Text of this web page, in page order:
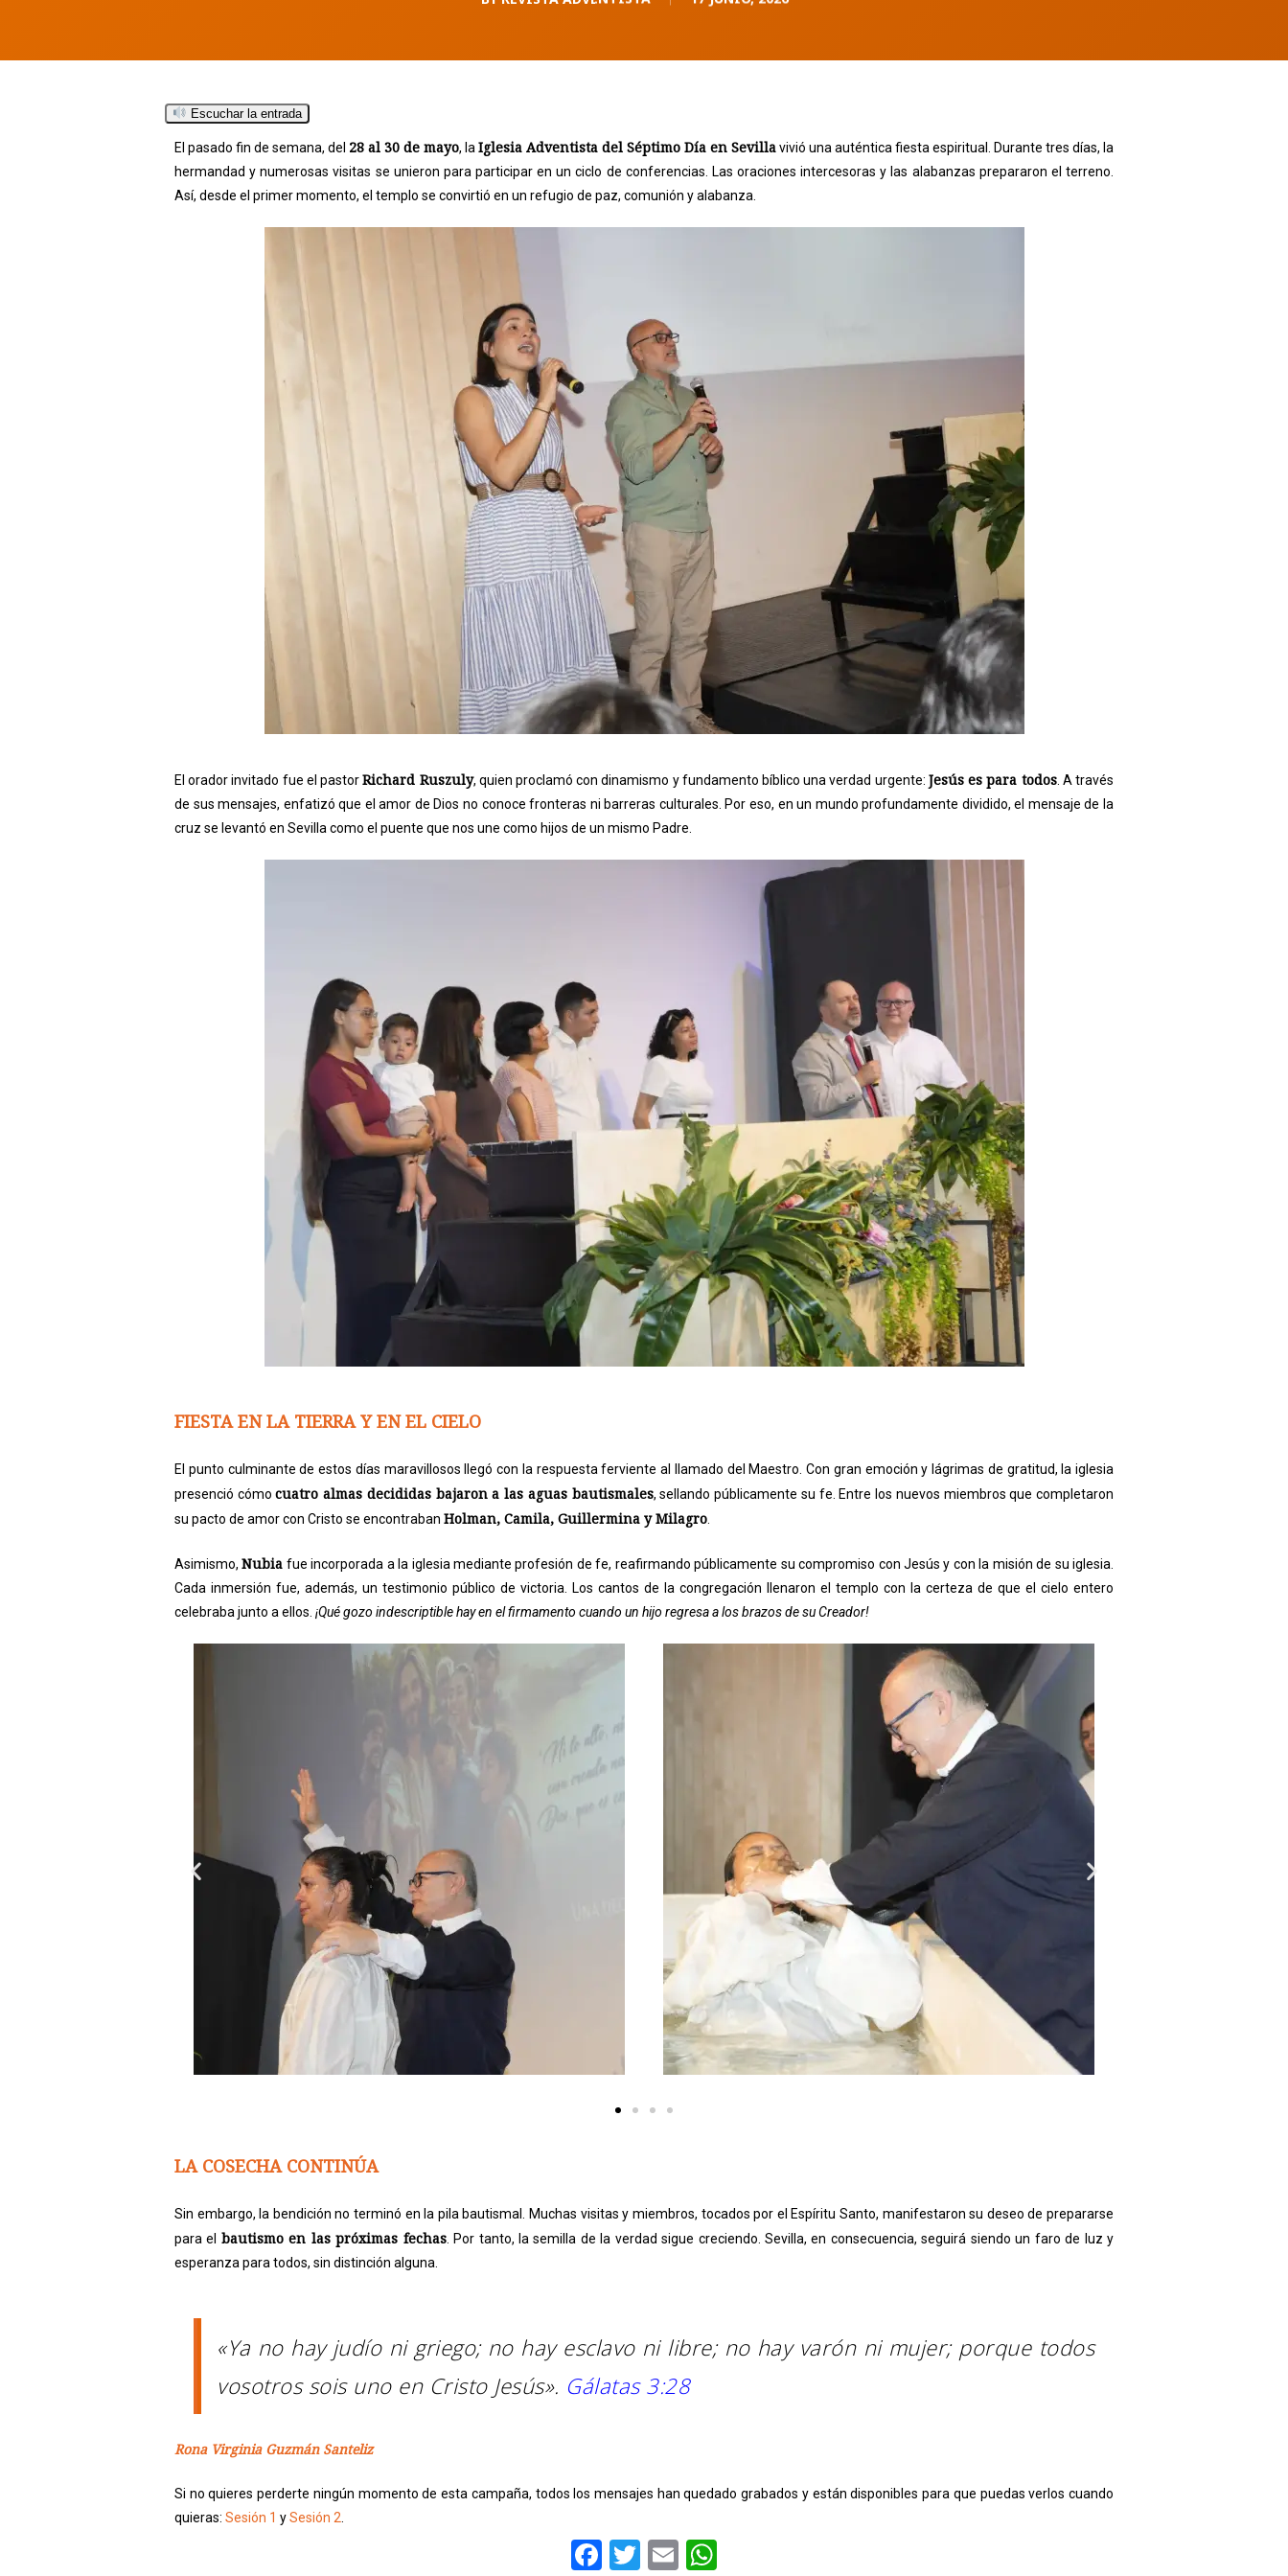
Hit enter to search or ESC to close
Escuchar la entrada
El pasado fin de semana, del 28 al 30 de mayo, la Iglesia Adventista del Séptimo Día en Sevillavivió una auténtica fiesta espiritual. Durante tres días, la
hermandad y numerosas visitas se unieron para participar en un ciclo de conferencias. Las oraciones intercesoras y las alabanzas prepararon el terreno.
Así, desde el primer momento, el templo se convirtió en un refugio de paz, comunión y alabanza.
El orador invitado fue el pastorRichard Ruszuly, quien proclamó con dinamismo y fundamento bíblico una verdad urgente: Jesús es para todos. A través
de sus mensajes, enfatizó que el amor de Dios no conoce fronteras ni barreras culturales. Por eso, en un mundo profundamente dividido, el mensaje de la
cruz se levantó en Sevilla como el puente que nos une como hijos de un mismo Padre.
FIESTA EN LA TIERRA Y EN EL CIELO
El punto culminante de estos días maravillosos llegó con la respuesta ferviente al llamado del Maestro. Con gran emoción y lágrimas de gratitud, la iglesia
presenció cómocuatro almas decididas bajaron a las aguas bautismales, sellando públicamente su fe. Entre los nuevos miembros que completaron
su pacto de amor con Cristo se encontraban Holman, Camila, Guillermina y Milagro
Asimismo,Nubia fue incorporada a la iglesia mediante profesión de fe, reafirmando públicamente su compromiso con Jesús y con la misión de su iglesia.
Cada inmersión fue, además, un testimonio público de victoria. Los cantos de la congregación llenaron el templo con la certeza de que el cielo entero
celebraba junto a ellos. ¡Qué gozo indescriptible hay en el firmamento cuando un hijo regresa a los brazos de su Creador!
LA COSECHA CONTINÚA
Sin embargo, la bendición no terminó en la pila bautismal. Muchas visitas y miembros, tocados por el Espíritu Santo, manifestaron su deseo de prepararse
para el bautismo en las próximas fechas. Por tanto, la semilla de la verdad sigue creciendo. Sevilla, en consecuencia, seguirá siendo un faro de luz y
esperanza para todos, sin distinción alguna.
«Ya no hay judío ni griego; no hay esclavo ni libre; no hay varón ni mujer; porque todos
vosotros sois uno en Cristo Jesús». Gálatas 3:28
Rona Virginia Guzmán Santeliz
Si no quieres perderte ningún momento de esta campaña, todos los mensajes han quedado grabados y están disponibles para que puedas verlos cuando
quieras: Sesión 1 ySesión 2
Facebook
Twitter
Email